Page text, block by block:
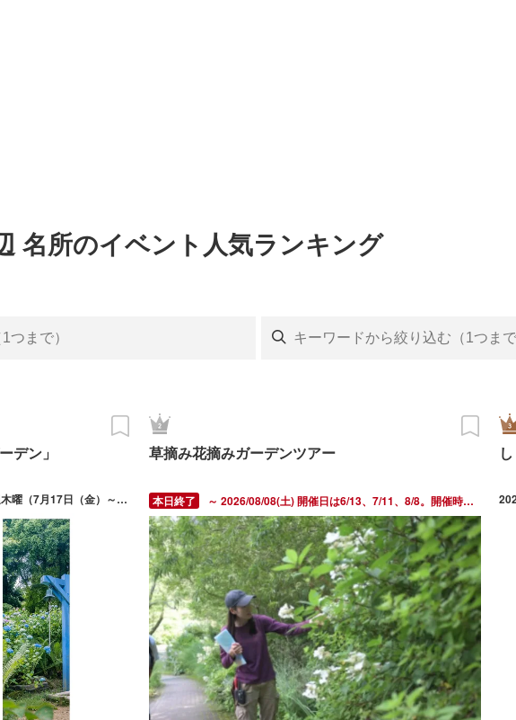
名所のイベント人気ランキング
デン」
2026/03/14(土) ～ 08/21(金) 定休日は毎週木曜（7月17日（金）～12月2日(水)は無休）
草摘み花摘みガーデンツアー
～ 2026/08/08(土) 開催日は6/13、7/11、8/8。開催時間は14：40～（約30分）。